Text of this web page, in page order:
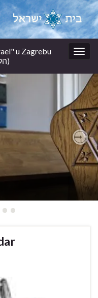
u Zagrebu
(הקהילה היהודית בית ישראל בקרואטיה)